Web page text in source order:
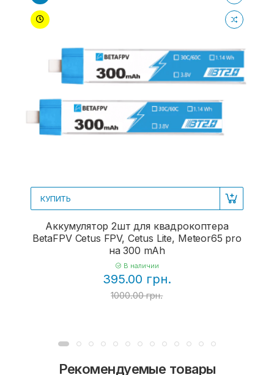
КУПИТЬ
Аккумулятор 2шт для квадрокоптера
BetaFPV Cetus FPV, Cetus Lite, Meteor65 pro
на 300 mAh
В наличии
395.00 грн.
1000.00 грн.
Рекомендуемые товары